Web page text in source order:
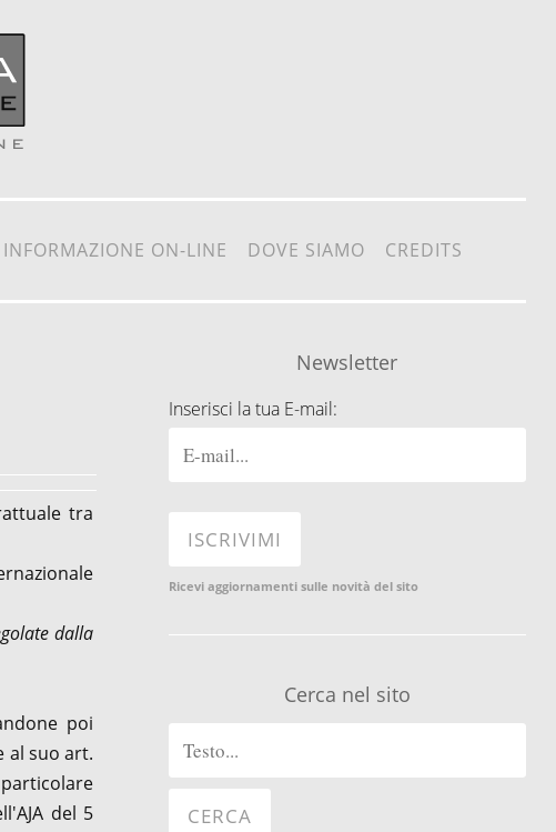
INFORMAZIONE ON-LINE DOVE SIAMO CREDITS
tra
dalla
poi
al suo art.
del 5
Newsletter
Inserisci la tua E-mail:
Ricevi aggiornamenti sulle novità del sito
Cerca nel sito